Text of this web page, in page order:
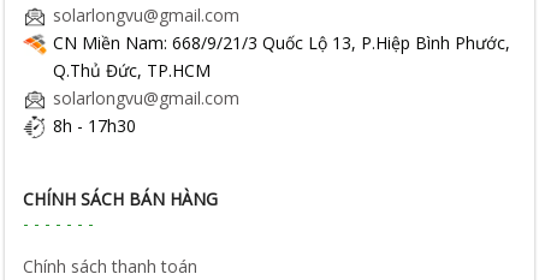
solarlongvu@gmail.com
CN Miền Nam: 668/9/21/3 Quốc Lộ 13, P.Hiệp Bình Phước,
Q.Thủ Đức, TP.HCM
solarlongvu@gmail.com
8h - 17h30
CHÍNH SÁCH BÁN HÀNG
Chính sách thanh toán